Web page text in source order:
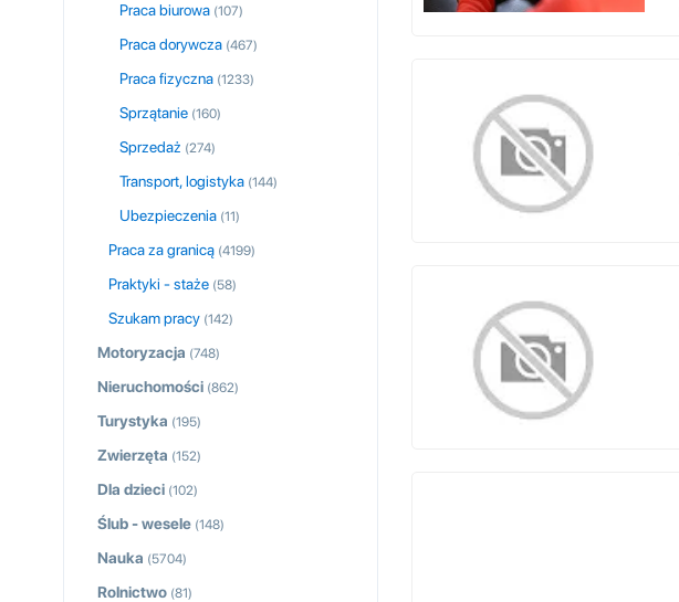
Praca biurowa (107)
Praca dorywcza (467)
Praca fizyczna (1233)
Sprzątanie (160)
Sprzedaż (274)
Transport, logistyka (144)
Ubezpieczenia (11)
Praca za granicą (4199)
Praktyki - staże (58)
Szukam pracy (142)
Motoryzacja (748)
Nieruchomości (862)
Turystyka (195)
Zwierzęta (152)
Dla dzieci (102)
Ślub - wesele (148)
Nauka (5704)
Rolnictwo (81)